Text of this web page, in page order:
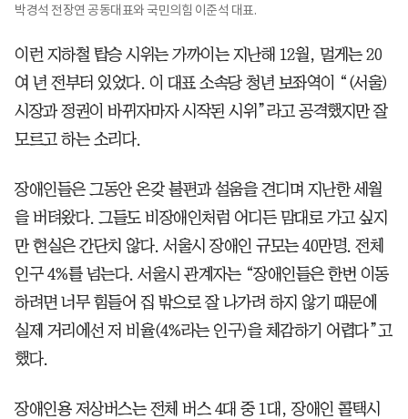
박경석 전장연 공동대표와 국민의힘 이준석 대표.
이런 지하철 탑승 시위는 가까이는 지난해 12월, 멀게는 20
여 년 전부터 있었다. 이 대표 소속당 청년 보좌역이 “(서울)
시장과 정권이 바뀌자마자 시작된 시위”라고 공격했지만 잘
모르고 하는 소리다.
장애인들은 그동안 온갖 불편과 설움을 견디며 지난한 세월
을 버텨왔다. 그들도 비장애인처럼 어디든 맘대로 가고 싶지
만 현실은 간단치 않다. 서울시 장애인 규모는 40만명. 전체
인구 4%를 넘는다. 서울시 관계자는 “장애인들은 한번 이동
하려면 너무 힘들어 집 밖으로 잘 나가려 하지 않기 때문에
실제 거리에선 저 비율(4%라는 인구)을 체감하기 어렵다”고
했다.
장애인용 저상버스는 전체 버스 4대 중 1대, 장애인 콜택시